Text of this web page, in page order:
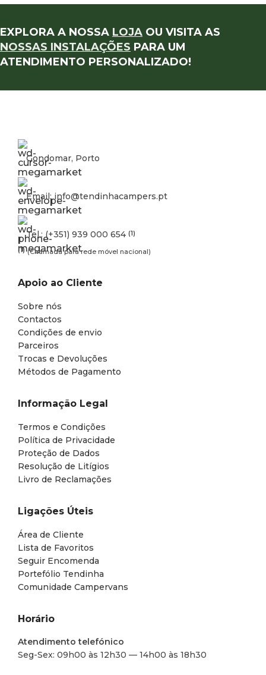
EXPLORA A NOSSA LOJA OU VISITA AS
NOSSAS INSTALAÇÕES PARA UM
ATENDIMENTO PERSONALIZADO!
Gondomar, Porto
Email: info@tendinhacampers.pt
Tel.: (+351) 939 000 654 (1)
(1) (Chamada para rede móvel nacional)
Apoio ao Cliente
Sobre nós
Contactos
Condições de envio
Parceiros
Trocas e Devoluções
Métodos de Pagamento
Informação Legal
Termos e Condições
Política de Privacidade
Proteção de Dados
Resolução de Litígios
Livro de Reclamações
Ligações Úteis
Área de Cliente
Lista de Favoritos
Seguir Encomenda
Portefólio Tendinha
Comunidade Campervans
Horário
Atendimento telefónico
Seg-Sex: 09h00 às 12h30 — 14h00 às 18h30